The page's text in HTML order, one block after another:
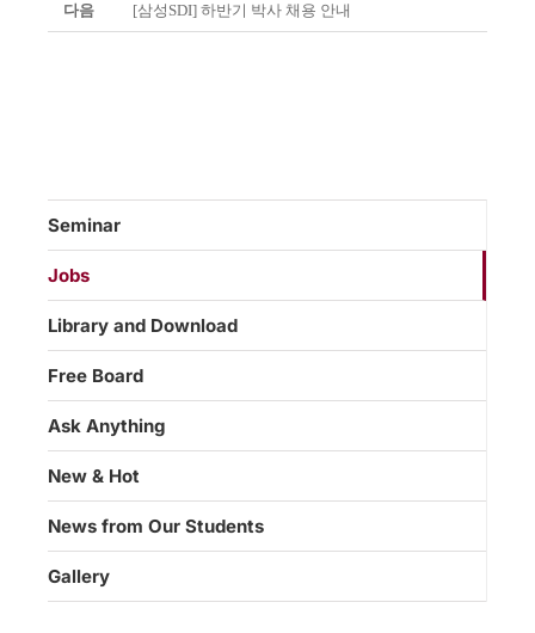
다음 [삼성SDI] 하반기 박사 채용 안내
Seminar
Jobs
Library and Download
Free Board
Ask Anything
New & Hot
News from Our Students
Gallery